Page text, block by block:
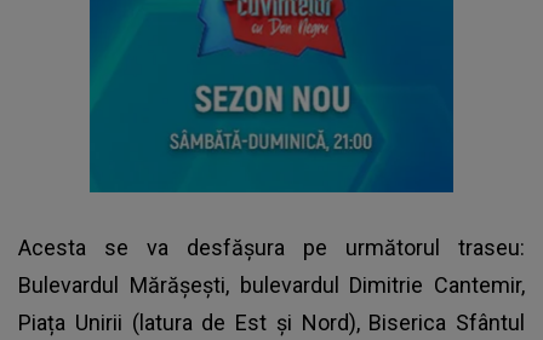
Acesta se va desfășura pe următorul traseu:
Bulevardul Mărășești, bulevardul Dimitrie Cantemir,
Piața Unirii (latura de Est și Nord), Biserica Sfântul